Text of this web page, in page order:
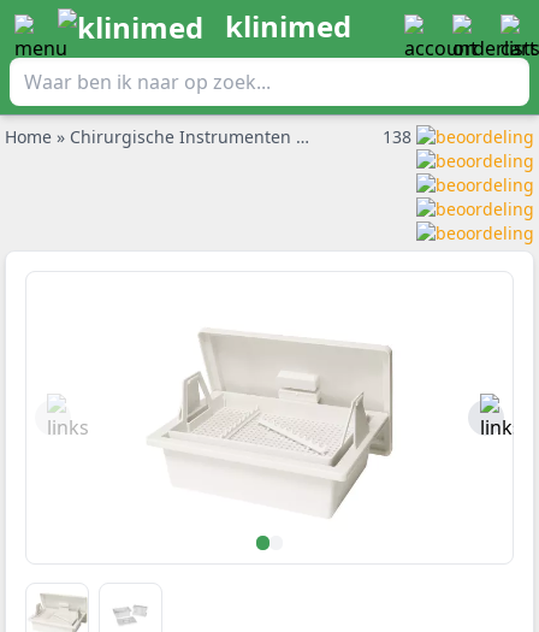
klinimed
Home » Chirurgische Instrumenten » Instrumentendoos»
138